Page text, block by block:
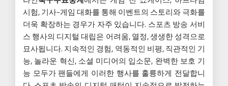
시험, 기사-게임 대화를 통해 이벤트의 스토리와 극화를
더욱 확장하는 경우가 자주 있습니다. 스포츠 방송 서비
스 행사의 디지털 대립은 어려움, 열정, 생생한 성격으로
묘사됩니다. 지속적인 경험, 역동적인 비평, 직관적인 기
능, 놀라운 혁신, 소셜 미디어의 입소문, 완벽한 보호 기
능 모두가 팬들에게 이러한 행사를 훌륭하게 전달합니